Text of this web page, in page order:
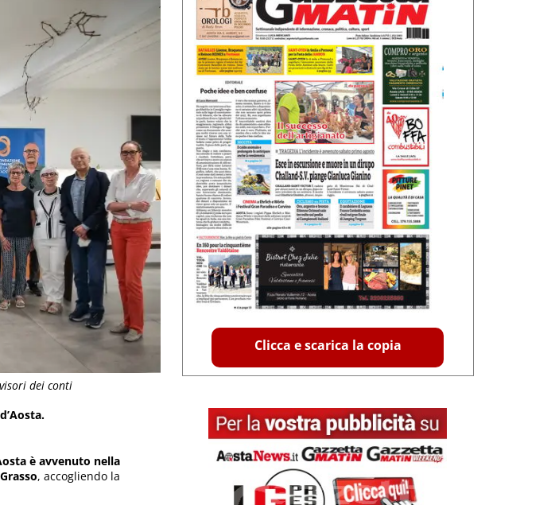
dei conti
è avvenuto nella
, accogliendo la
Clicca e scarica la copia